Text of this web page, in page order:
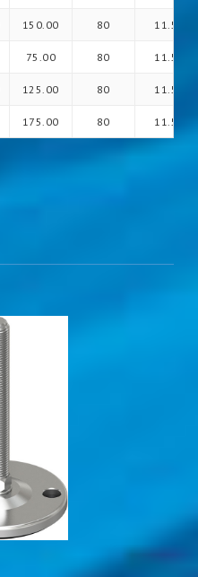
150.00 80 11.5
75.00 80 11.5
125.00 80 11.5
175.00 80 11.5